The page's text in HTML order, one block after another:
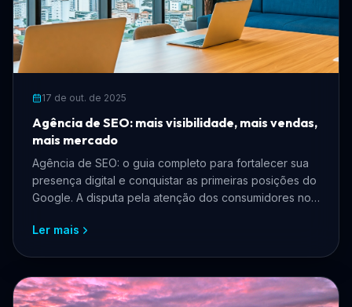
17 de out. de 2025
Agência de SEO: mais visibilidade, mais vendas,
mais mercado
Agência de SEO: o guia completo para fortalecer sua
presença digital e conquistar as primeiras posições do
Google. A disputa pela atenção dos consumidores no
Ler mais